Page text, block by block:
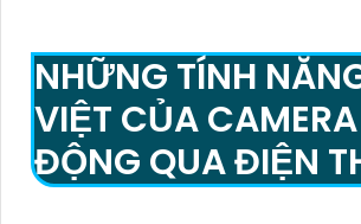
NHỮNG TÍNH
VIỆT CỦA
ĐỘNG QUA ĐIỆN